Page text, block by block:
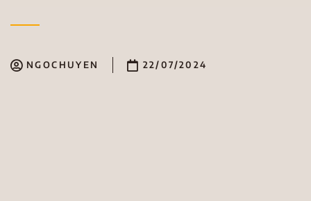
NGOCHUYEN 22/07/2024